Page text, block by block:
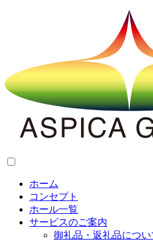
ホーム
コンセプト
ホール一覧
サービスのご案内
御礼品・返礼品につい